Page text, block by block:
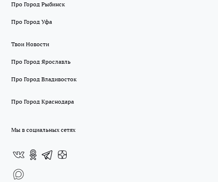
Про Город Рыбинск
Про Город Уфа
Твои Новости
Про Город Ярославль
Про Город Владивосток
Про Город Краснодара
Мы в социальных сетях